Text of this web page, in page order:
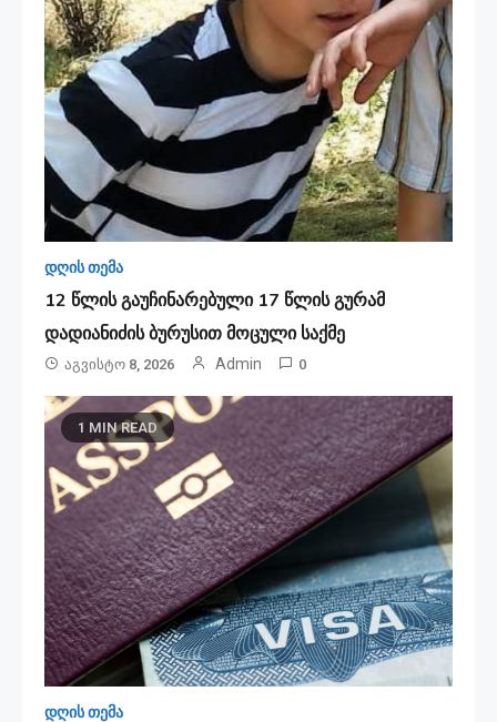
დღის თემა
12 წლის გაუჩინარებული 17 წლის გურამ
დადიანიძის ბურუსით მოცული საქმე
Აგვისტო 8, 2026 Admin 0
1 MIN READ
დღის თემა